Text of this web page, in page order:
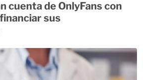
cuenta de OnlyFans con
sus